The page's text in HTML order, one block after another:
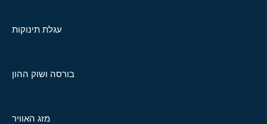
עגלת תינוקות
בורסה ושוק ההון
מזג האוויר